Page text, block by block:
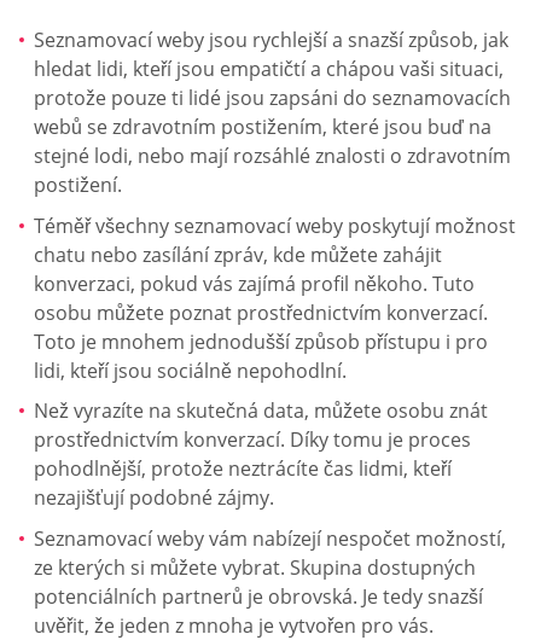
Seznamovací weby jsou rychlejší a snazší způsob, jak
hledat lidi, kteří jsou empatičtí a chápou vaši situaci,
protože pouze ti lidé jsou zapsáni do seznamovacích
webů se zdravotním postižením, které jsou buď na
stejné lodi, nebo mají rozsáhlé znalosti o zdravotním
postižení.
Téměř všechny seznamovací weby poskytují možnost
chatu nebo zasílání zpráv, kde můžete zahájit
konverzaci, pokud vás zajímá profil někoho. Tuto
osobu můžete poznat prostřednictvím konverzací.
Toto je mnohem jednodušší způsob přístupu i pro
lidi, kteří jsou sociálně nepohodlní.
Než vyrazíte na skutečná data, můžete osobu znát
prostřednictvím konverzací. Díky tomu je proces
pohodlnější, protože neztrácíte čas lidmi, kteří
nezajišťují podobné zájmy.
Seznamovací weby vám nabízejí nespočet možností,
ze kterých si můžete vybrat. Skupina dostupných
potenciálních partnerů je obrovská. Je tedy snazší
uvěřit, že jeden z mnoha je vytvořen pro vás.